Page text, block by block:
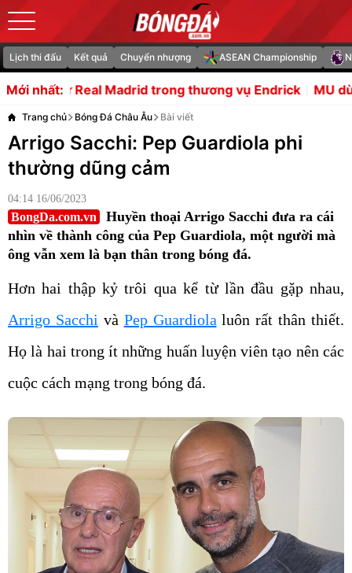
Lịch thi đấu Kết quả Chuyển nhượng ASEAN Championship
Mới nhất:
trong thương vụ Endrick MU dừng kế hoạch chiêu
Trang chủ Bóng Đá Châu Âu Bài viết
Arrigo Sacchi: Pep Guardiola phi
thường dũng cảm
04:14 16/06/2023
BongDa.com.vn
Huyền thoại Arrigo Sacchi đưa ra cái
nhìn về thành công của Pep Guardiola, một người mà
ông vẫn xem là bạn thân trong bóng đá.
Hơn hai thập kỷ trôi qua kể từ lần đầu gặp nhau,
Arrigo Sacchi và Pep Guardiola luôn rất thân thiết.
Họ là hai trong ít những huấn luyện viên tạo nên các
cuộc cách mạng trong bóng đá.